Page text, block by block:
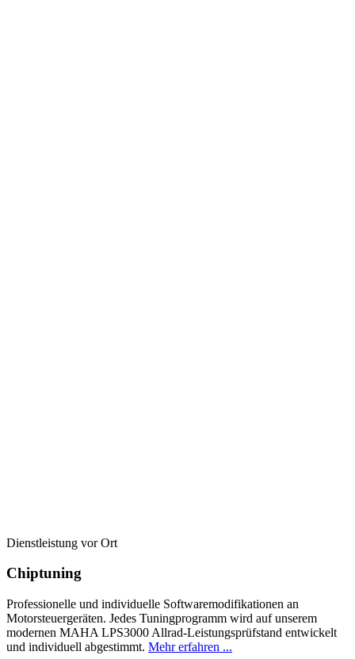
Dienstleistung vor Ort
Chiptuning
Professionelle und individuelle Softwaremodifikationen an
Motorsteuergeräten. Jedes Tuningprogramm wird auf unserem
modernen MAHA LPS3000 Allrad-Leistungsprüfstand entwickelt
und individuell abgestimmt. Mehr erfahren ...